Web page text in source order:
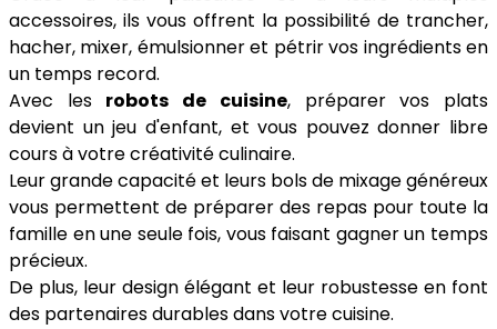
accessoires, ils vous offrent la possibilité de trancher,
hacher, mixer, émulsionner et pétrir vos ingrédients en
un temps record.
Avec les robots de cuisine, préparer vos plats
devient un jeu d'enfant, et vous pouvez donner libre
cours à votre créativité culinaire.
Leur grande capacité et leurs bols de mixage généreux
vous permettent de préparer des repas pour toute la
famille en une seule fois, vous faisant gagner un temps
précieux.
De plus, leur design élégant et leur robustesse en font
des partenaires durables dans votre cuisine.